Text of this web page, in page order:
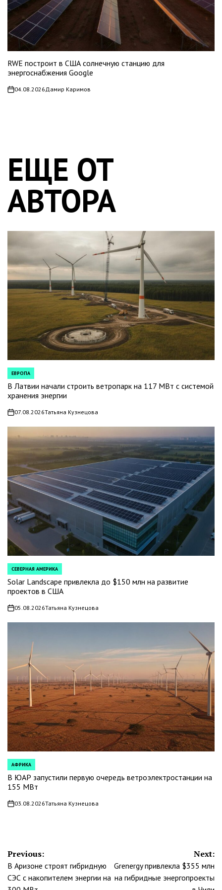
RWE построит в США солнечную станцию для
энергоснабжения Google
on04.08.2026 Дамир Каримов
ЕЩЕ ОТ
АВТОРА
POSTED
IN
ЕВРОПА
В Латвии начали строить ветропарк на 117 МВт с системой
хранения энергии
on07.08.2026Татьяна Кузнецова
POSTED
IN
СЕВЕРНАЯ АМЕРИКА
Solar Landscape привлекла до $150 млн на развитие
проектов в США
on05.08.2026Татьяна Кузнецова
POSTED
IN
АФРИКА
В ЮАР запустили первую очередь ветроэлектростанции на
155 МВт
on03.08.2026Татьяна Кузнецова
Навигация
по
Previous:
В Аризоне строят гибридную
СЭС с накопителем энергии на
Next:
Grenergy привлекла $355 млн
на гибридные энергопроекты